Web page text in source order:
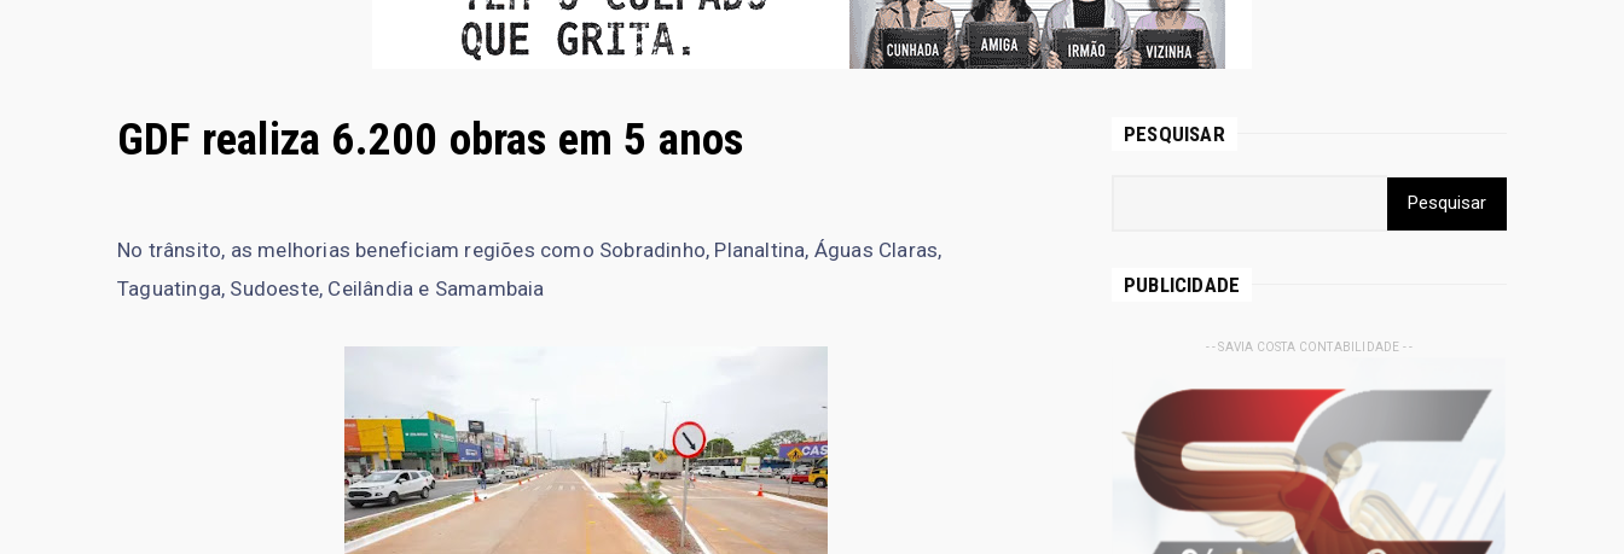
GDF realiza 6.200 obras em 5 anos
No trânsito, as melhorias beneficiam regiões como Sobradinho, Planaltina, Águas Claras,
Taguatinga, Sudoeste, Ceilândia e Samambaia
PESQUISAR
PUBLICIDADE
- - SAVIA COSTA CONTABILIDADE - -